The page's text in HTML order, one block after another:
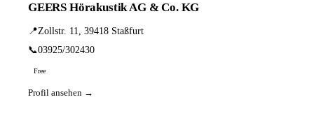
GEERS Hörakustik AG & Co. KG
📍Zollstr. 11, 39418 Staßfurt
📞03925/302430
Free
Profil ansehen →